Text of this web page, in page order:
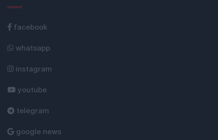
facebook
whatsapp
instagram
youtube
telegram
google news